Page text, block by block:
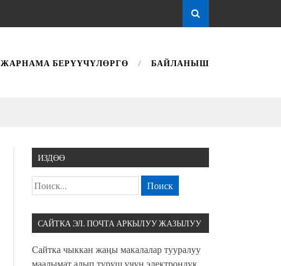
ЖАРНАМА БЕРҮҮЧҮЛӨРГӨ БАЙЛАНЫШ
ИЗДӨӨ
САЙТКА ЭЛ. ПОЧТА АРКЫЛУУ ЖАЗЫЛУУ
Сайтка чыккан жаңы макалалар тууралуу